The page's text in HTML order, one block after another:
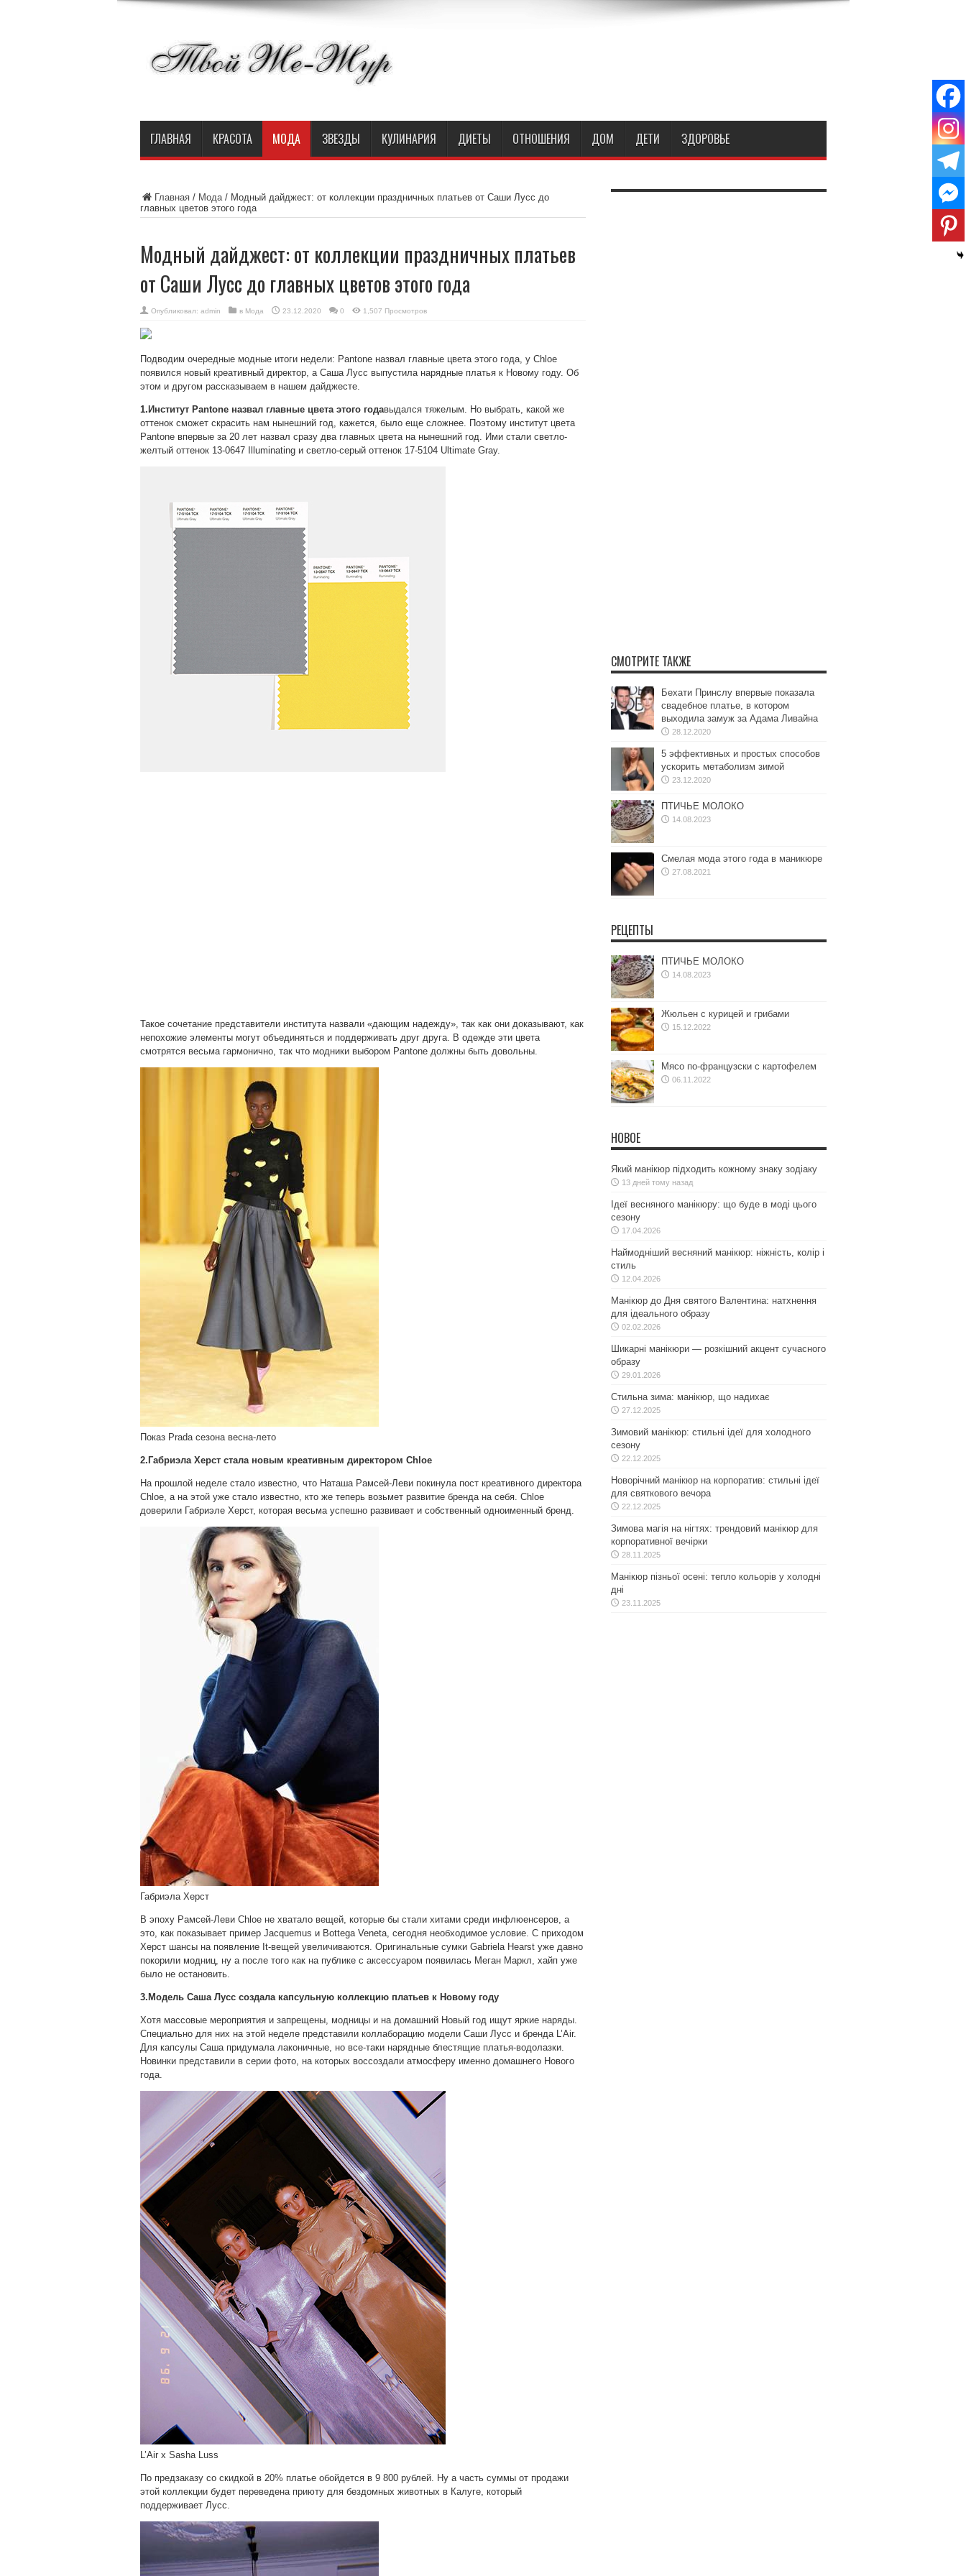
ГЛАВНАЯ КРАСОТА МОДА ЗВЕЗДЫ КУЛИНАРИЯ ДИЕТЫ ОТНОШЕНИЯ ДОМ ДЕТИ ЗДОРОВЬЕ
Главная/ Мода/ Модный дайджест: от коллекции праздничных платьев от Саши Лусс до
главных цветов этого года
Модный дайджест: от коллекции праздничных платьев
от Саши Лусс до главных цветов этого года
Опубликовал: admin в Мода 23.12.2020 0 1,507 Просмотров
Подводим очередные модные итоги недели: Pantone назвал главные цвета этого года, у Chloe
появился новый креативный директор, а Саша Лусс выпустила нарядные платья к Новому году. Об
этом и другом рассказываем в нашем дайджесте.
1.Институт Pantone назвал главные цвета этого годавыдался тяжелым. Но выбрать, какой же
оттенок сможет скрасить нам нынешний год, кажется, было еще сложнее. Поэтому институт цвета
Pantone впервые за 20 лет назвал сразу два главных цвета на нынешний год. Ими стали светло-
желтый оттенок 13-0647 Illuminating и светло-серый оттенок 17-5104 Ultimate Gray.
Такое сочетание представители института назвали «дающим надежду», так как они доказывают, как
непохожие элементы могут объединяться и поддерживать друг друга. В одежде эти цвета
смотрятся весьма гармонично, так что модники выбором Pantone должны быть довольны.
Показ Prada сезона весна-лето
2.Габриэла Херст стала новым креативным директором Chloe
На прошлой неделе стало известно, что Наташа Рамсей-Леви покинула пост креативного директора
Chloe, а на этой уже стало известно, кто же теперь возьмет развитие бренда на себя. Chloe
доверили Габриэле Херст, которая весьма успешно развивает и собственный одноименный бренд.
Габриэла Херст
В эпоху Рамсей-Леви Chloe не хватало вещей, которые бы стали хитами среди инфлюенсеров, а
это, как показывает пример Jacquemus и Bottega Veneta, сегодня необходимое условие. С приходом
Херст шансы на появление It-вещей увеличиваются. Оригинальные сумки Gabriela Hearst уже давно
покорили модниц, ну а после того как на публике с аксессуаром появилась Меган Маркл, хайп уже
было не остановить.
3.Модель Саша Лусс создала капсульную коллекцию платьев к Новому году
Хотя массовые мероприятия и запрещены, модницы и на домашний Новый год ищут яркие наряды.
Специально для них на этой неделе представили коллаборацию модели Саши Лусс и бренда L’Air.
Для капсулы Саша придумала лаконичные, но все-таки нарядные блестящие платья-водолазки.
Новинки представили в серии фото, на которых воссоздали атмосферу именно домашнего Нового
года.
L’Air x Sasha Luss
По предзаказу со скидкой в 20% платье обойдется в 9 800 рублей. Ну а часть суммы от продажи
этой коллекции будет переведена приюту для бездомных животных в Калуге, который
поддерживает Лусс.
СМОТРИТЕ ТАКЖЕ
Бехати Принслу впервые показала
свадебное платье, в котором
выходила замуж за Адама Ливайна
28.12.2020
5 эффективных и простых способов
ускорить метаболизм зимой
23.12.2020
ПТИЧЬЕ МОЛОКО
14.08.2023
Смелая мода этого года в маникюре
27.08.2021
РЕЦЕПТЫ
ПТИЧЬЕ МОЛОКО
14.08.2023
Жюльен с курицей и грибами
15.12.2022
Мясо по-французски с картофелем
06.11.2022
НОВОЕ
Який манікюр підходить кожному знаку зодіаку
13 дней тому назад
Ідеї весняного манікюру: що буде в моді цього
сезону
17.04.2026
Наймодніший весняний манікюр: ніжність, колір і
стиль
12.04.2026
Манікюр до Дня святого Валентина: натхнення
для ідеального образу
02.02.2026
Шикарні манікюри — розкішний акцент сучасного
образу
29.01.2026
Стильна зима: манікюр, що надихає
27.12.2025
Зимовий манікюр: стильні ідеї для холодного
сезону
22.12.2025
Новорічний манікюр на корпоратив: стильні ідеї
для святкового вечора
22.12.2025
Зимова магія на нігтях: трендовий манікюр для
корпоративної вечірки
28.11.2025
Манікюр пізньої осені: тепло кольорів у холодні
дні
23.11.2025